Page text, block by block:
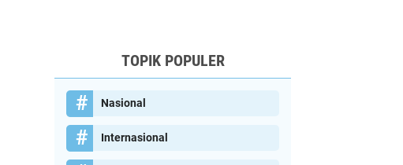
TOPIK POPULER
Nasional
Internasional